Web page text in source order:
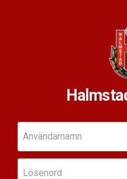
Användarnamn
Lösenord